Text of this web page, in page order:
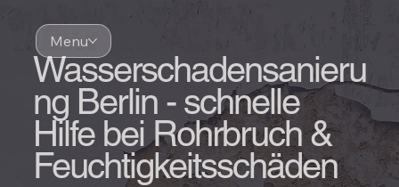
Menu
Wasserschadensanieru
ng Berlin - schnelle
Hilfe bei Rohrbruch &
Feuchtigkeitsschäden